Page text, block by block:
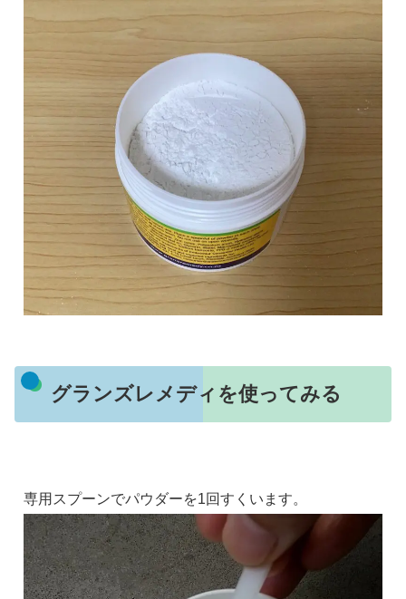
グランズレメディを使ってみる
専用スプーンでパウダーを1回すくいます。